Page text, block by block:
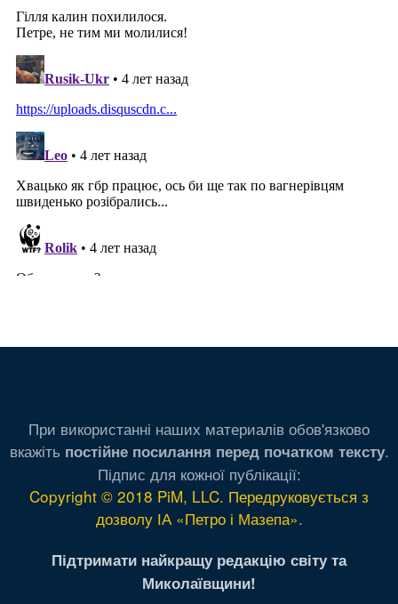
При використанні наших материалів обов'язково
вкажіть постійне посилання перед початком тексту.
Підпис для кожної публікації:
Copyright © 2018 PiM, LLC. Передруковується з
дозволу ІА «Петро і Мазепа».
Підтримати найкращу редакцію світу та
Миколаївщини!